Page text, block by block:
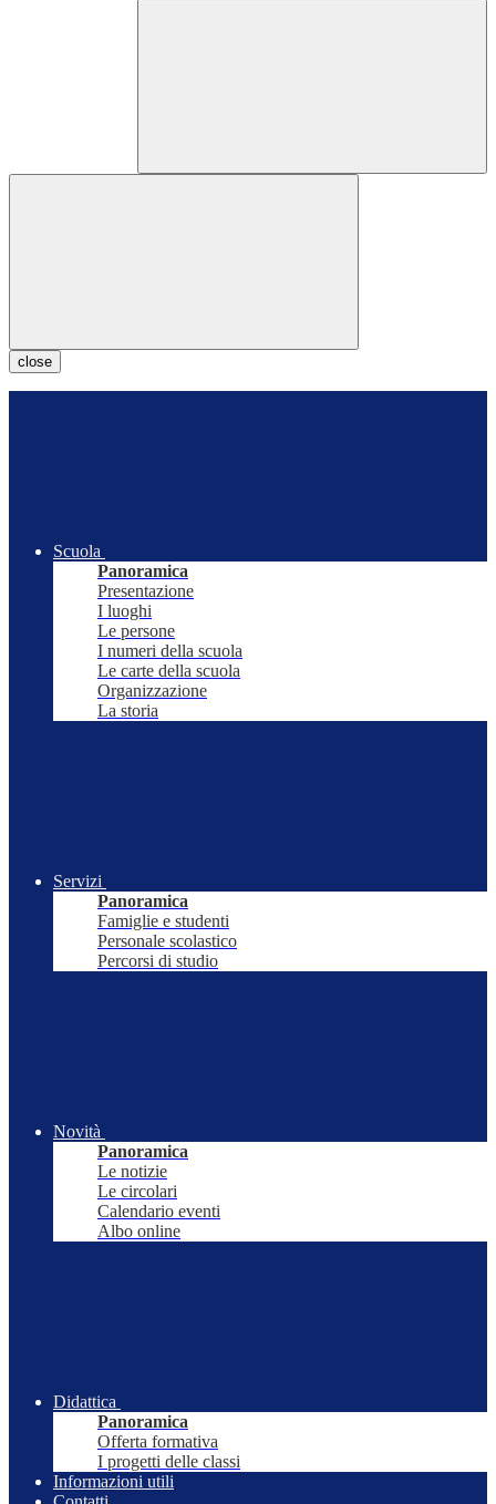
close
Scuola
Panoramica
Presentazione
I luoghi
Le persone
I numeri della scuola
Le carte della scuola
Organizzazione
La storia
Servizi
Panoramica
Famiglie e studenti
Personale scolastico
Percorsi di studio
Novità
Panoramica
Le notizie
Le circolari
Calendario eventi
Albo online
Didattica
Panoramica
Offerta formativa
I progetti delle classi
Informazioni utili